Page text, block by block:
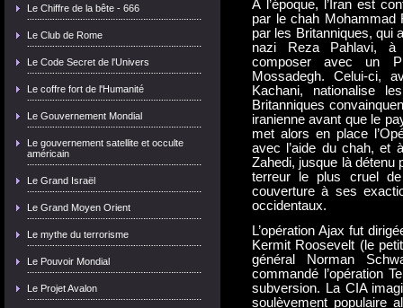
Le Chiffre de la bête - 666
Le Club de Rome
Le Code Secret de l'Univers
Le coffre fort de l'Humanité
Le Gouvernement Mondial
Le gouvernement satellite et occulte
américain
Le Grand Israël
Le Grand Moyen Orient
Le mythe du terrorisme
Le Pouvoir Mondial
Le Projet Avalon
À l’époque, l’Iran est
par le chah Mohammad
par les Britanniques, qui
nazi Reza Pahlavi, à
composer avec un
Mossadegh. Celui-ci,
Kachani, nationalise
Britanniques
iranienne avant que le
met alors en place
avec l’aide du chah, et
Zahedi, jusque là détenu
terreur le plus cruel
couverture à ses
occidentaux.
L’opération Ajax fut
Kermit Roosevelt (le
général Norman
commandé l’opération
subversion. La CIA
soulèvement populaire